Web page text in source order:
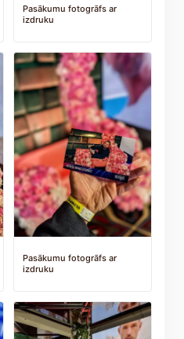
Pasākumu fotogrāfs ar
izdruku
Pasākumu fotogrāfs ar
izdruku